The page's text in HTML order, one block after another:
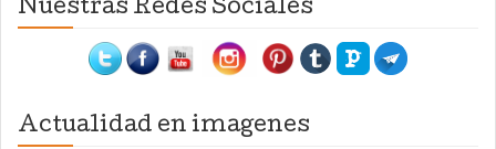
Nuestras Redes Sociales
Actualidad en imagenes